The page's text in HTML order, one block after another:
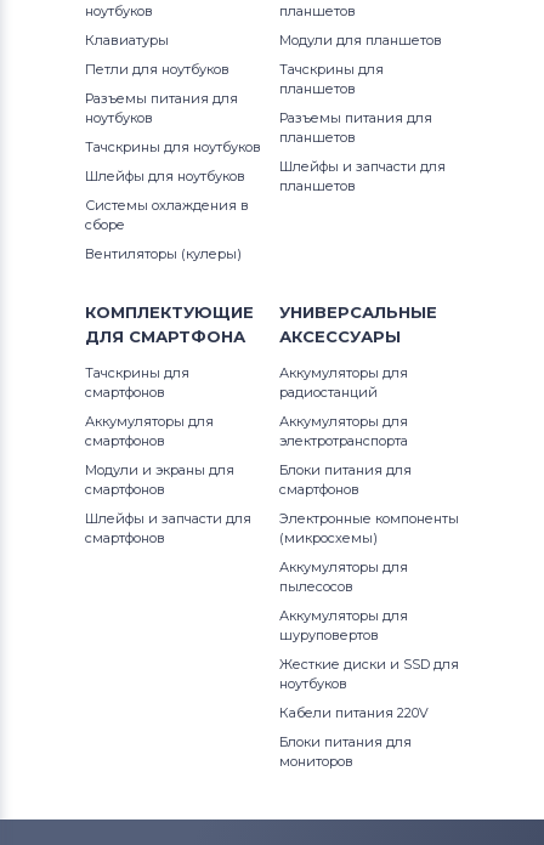
Viewsonic
Блоки питания для мониторов
Phillips
Блоки питания для мониторов
Блоки питания для мониторов
Planar
Samsung
Блоки питания для мониторов
Polaroid
Блоки питания для мониторовSony
Блоки питания для мониторов
Syntax
Блоки питания для мониторов
Блоки питания для мониторов
Блоки питания для мониторов
Блоки питания для мониторов
S23
S24
S27
SyncMaster
UE22
180T
192T
760
971P
ноутбуков
Клавиатуры
Петли для ноутбуков
Разъемы питания для
ноутбуков
Тачскрины для ноутбуков
Шлейфы для ноутбуков
Системы охлаждения в
сборе
Вентиляторы (кулеры)
планшетов
Модули для планшетов
Тачскрины для
планшетов
Разъемы питания для
планшетов
Шлейфы и запчасти для
планшетов
КОМПЛЕКТУЮЩИЕ
ДЛЯ СМАРТФОНА
Тачскрины для
смартфонов
Аккумуляторы для
смартфонов
Модули и экраны для
смартфонов
Шлейфы и запчасти для
смартфонов
УНИВЕРСАЛЬНЫЕ
АКСЕССУАРЫ
Аккумуляторы для
радиостанций
Аккумуляторы для
электротранспорта
Блоки питания для
смартфонов
Электронные компоненты
(микросхемы)
Аккумуляторы для
пылесосов
Аккумуляторы для
шуруповертов
Жесткие диски и SSD для
ноутбуков
Кабели питания 220V
Блоки питания для
мониторов